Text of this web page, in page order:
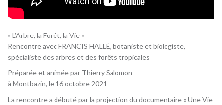
« L’Arbre, la Forêt, la Vie »
Rencontre avec FRANCIS HALLÉ, botaniste et biologiste,
spécialiste des arbres et des forêts tropicales
Préparée et animée par Thierry Salomon
à Montbazin, le 16 octobre 2021
La rencontre a débuté par la projection du documentaire « Une Vie